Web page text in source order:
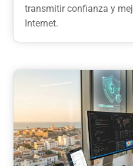
transmitir confianza y
Internet.